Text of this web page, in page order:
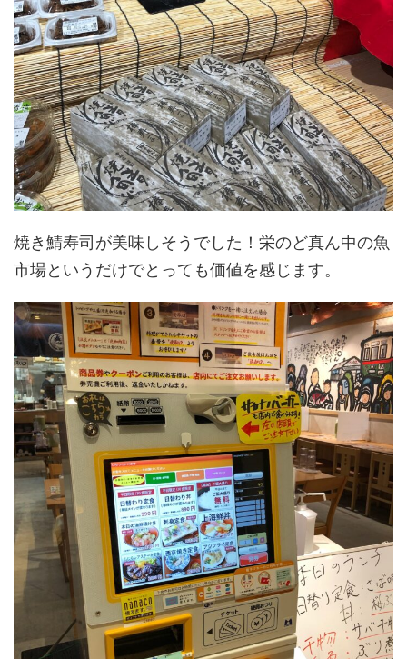
焼き鯖寿司が美味しそうでした！栄のど真ん中の魚
市場というだけでとっても価値を感じます。